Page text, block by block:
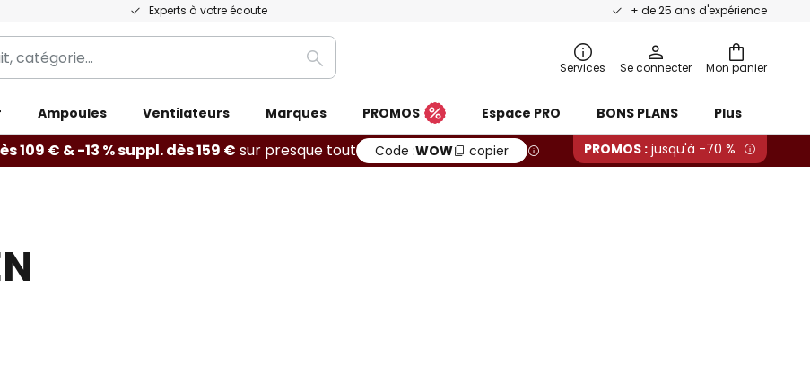
Experts à votre écoute + de 25 ans d'expérience
Mon panier
Rechercher Services Se connecter
Ampoules Ventilateurs Marques PROMOS Espace PRO BONS PLANS Plus
109 € & -13 % suppl. dès 159 € sur presque tout Code : WOW copier PROMOS :jusqu'à -70 %